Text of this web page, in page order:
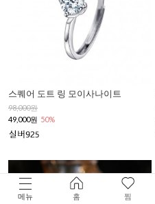
스퀘어 도트 링 모이사나이트
98,000원
49,000원 50%
메뉴 홈 찜